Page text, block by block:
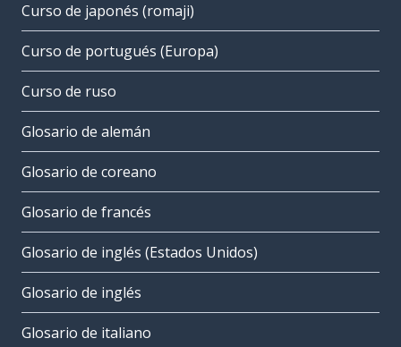
Curso de japonés (romaji)
Curso de portugués (Europa)
Curso de ruso
Glosario de alemán
Glosario de coreano
Glosario de francés
Glosario de inglés (Estados Unidos)
Glosario de inglés
Glosario de italiano